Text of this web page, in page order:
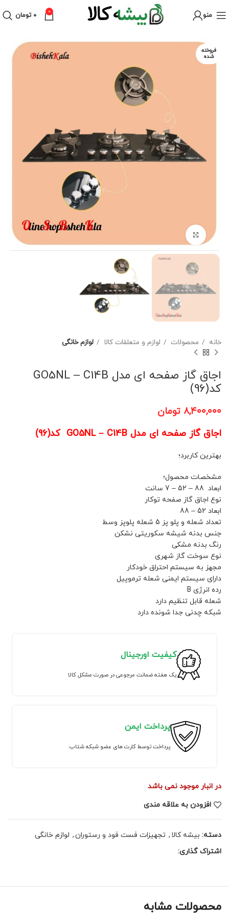
منو 0 ۰ تومان
فروخته
شده
خانه محصولات لوازم و متعلقات کالا لوازم خانگی
کد(96)
۸,۴۰۰,۰۰۰ تومان
اجاق گاز صفحه ای مدل GO5NL – C14B کد(96)
بهترین کاربرد؛
مشخصات محصول؛
ابعاد 88 – 52 – 7 سانت
نوع اجاق گاز صفحه توکار
ابعاد 52 – 88
تعداد شعله و پلو پز 5 شعله پلوپز وسط
جنس بدنه شیشه سکوریتی نشکن
رنگ بدنه مشکی
نوع سوخت گاز شهری
مجهز به سیستم احتراق خودکار
دارای سیستم ایمنی شعله ترموپیل
رده انرژی B
شعله قابل تنظیم دارد
شبکه چدنی جدا شونده دارد
کیفیت اورجینال
یک هفته ضمانت مرجوعی در صورت مشکل کالا
پرداخت ایمن
پرداخت توسط کارت های عضو شبکه شتاب
در انبار موجود نمی باشد
افزودن به علاقه مندی
دسته: بیشه کالا , تجهیزات فست فود و رستوران, لوازم خانگی
اشتراک گذاری:
محصولات مشابه